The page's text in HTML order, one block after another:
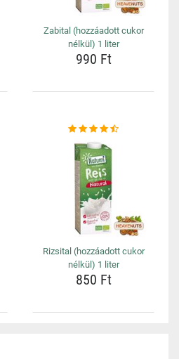
Zabital (hozzáadott cukor
nélkül) 1 liter
990 Ft
Rizsital (hozzáadott cukor
nélkül) 1 liter
850 Ft